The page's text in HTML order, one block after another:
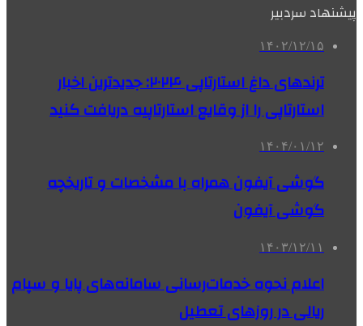
پیشنهاد سردبیر
۱۴۰۲/۱۲/۱۵
ترندهای داغ استارتاپی ۲۰۲۴: جدیدترین اخبار
استارتاپی را از وقایع استارتاپیه دریافت کنید
۱۴۰۴/۰۱/۱۲
گوشی آیفون همراه با مشخصات و تاریخچه
گوشی آیفون
۱۴۰۳/۱۲/۱۱
اعلام نحوه خدمات‌رسانی سامانه‌های پایا و سپام
ریالی در روزهای تعطیل